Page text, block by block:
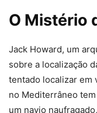
O Mistério
Jack Howard, um
sobre a localização
tentado localizar em
no Mediterrâneo
um navio